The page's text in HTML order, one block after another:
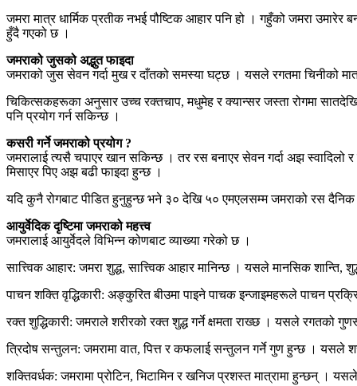
जमरा मात्र धार्मिक प्रतीक नभई पौष्टिक आहार पनि हो । गहुँको जमरा
हुँदै गएको छ ।
जमराको जुसको अद्भुत फाइदा
जमराको जुस सेवन गर्दा मुख र दाँतको समस्या घट्छ । यसले रगतमा चिनीको
चिकित्सकहरूका अनुसार उच्च रक्तचाप, मधुमेह र क्यान्सर जस्ता रोगमा सातदेखि
पनि प्रयोग गर्न सकिन्छ ।
कसरी गर्ने जमराको प्रयोग ?
जमरालाई त्यसै चपाएर खान सकिन्छ । तर रस बनाएर सेवन गर्दा अझ
मिसाएर पिए अझ बढी फाइदा हुन्छ ।
यदि कुनै रोगबाट पीडित हुनुहुन्छ भने ३० देखि ५० एमएलसम्म जमराको रस
आयुर्वेदिक दृष्टिमा जमराको महत्त्व
जमरालाई आयुर्वेदले विभिन्न कोणबाट व्याख्या गरेको छ ।
सात्त्विक आहार: जमरा शुद्ध, सात्त्विक आहार मानिन्छ । यसले मानसिक
पाचन शक्ति वृद्धिकारी: अङ्कुरित बीउमा पाइने पाचक इन्जाइमहरूले पाचन
रक्त शुद्धिकारी: जमराले शरीरको रक्त शुद्ध गर्ने क्षमता राख्छ । यसले रगतको
त्रिदोष सन्तुलन: जमरामा वात, पित्त र कफलाई सन्तुलन गर्ने गुण हुन्छ । यसले
शक्तिवर्धक: जमरामा प्रोटिन, भिटामिन र खनिज प्रशस्त मात्रामा हुन्छन् ।